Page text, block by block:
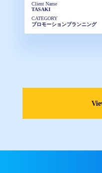
Client Name
TASAKI
CATEGORY
プロモーションプランニング